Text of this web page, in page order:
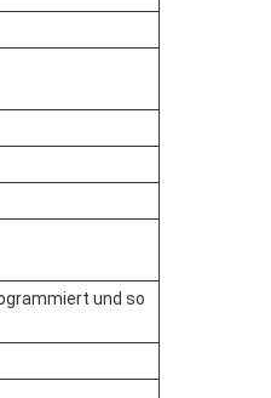
und so